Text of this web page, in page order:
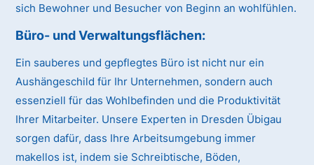
sich Bewohner und Besucher von Beginn an wohlfühlen.
Büro- und Verwaltungsflächen:
Ein sauberes und gepflegtes Büro ist nicht nur ein
Aushängeschild für Ihr Unternehmen, sondern auch
essenziell für das Wohlbefinden und die Produktivität
Ihrer Mitarbeiter. Unsere Experten in Dresden Übigau
sorgen dafür, dass Ihre Arbeitsumgebung immer
makellos ist, indem sie Schreibtische, Böden,